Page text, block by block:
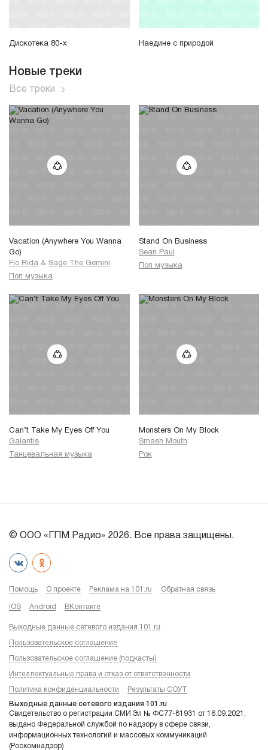
Дискотека 80-х Наедине с природой
Новые треки
Все треки
Vacation (Anywhere You Wanna
Go)
Flo Rida & Sage The Gemini
Поп музыка
Stand On Business
Sean Paul
Поп музыка
Can’t Take My Eyes Off You
Galantis
Танцевальная музыка
Monsters On My Block
Smash Mouth
Рок
© ООО «ГПМ Радио» 2026. Все права защищены.
Помощь О проекте Реклама на 101.ru Обратная связь
iOS Android ВКонтакте
Выходные данные сетевого издания 101.ru
Пользовательское соглашение
Пользовательское соглашение (подкасты)
Интеллектуальные права и отказ от ответственности
Политика конфиденциальности Результаты СОУТ
Выходные данные сетевого издания 101.ru
Свидетельство о регистрации СМИ Эл № ФС77-81931 от 16.09.2021,
выдано Федеральной службой по надзору в сфере связи,
информационных технологий и массовых коммуникаций
(Роскомнадзор).